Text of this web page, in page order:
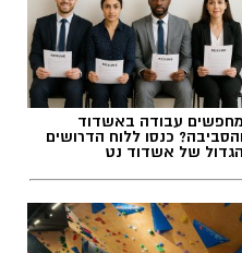
מחפשים עבודה באשדוד
והסביבה? כנסו ללוח הדרושים
הגדול של אשדוד נט